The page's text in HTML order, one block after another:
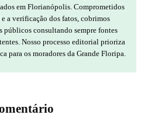
em Florianópolis. Comprometidos
a verificação dos fatos, cobrimos
públicos consultando sempre fontes
Nosso processo editorial prioriza
para os moradores da Grande Floripa.